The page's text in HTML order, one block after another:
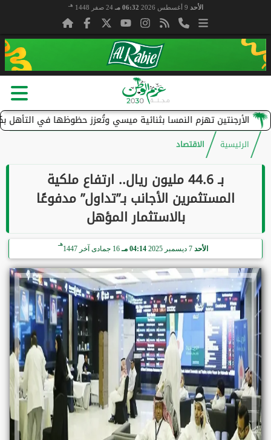
الأحد 06:32 مـ 24 صفر 1448 هـ
تهزم النمسا بثنائية ميسي وتُعزز حظوظها في التأهل بكأس العالم
الرئيسية الاقتصاد
بـ 44.6 مليون ريال.. ارتفاع ملكية
المستثمرين الأجانب بـ”تداول” مدفوعًا
بالاستثمار المؤهل
الأحد 04:14 مـ 16 جمادى آخر 1447
هـ